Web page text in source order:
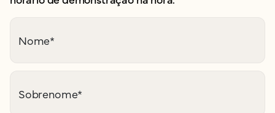
Nome*
Sobrenome*